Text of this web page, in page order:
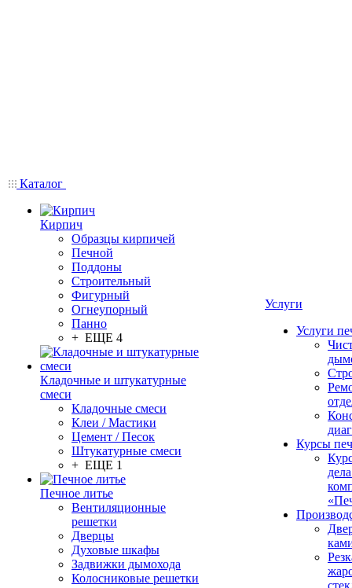
Каталог
Кирпич
Образцы кирпичей
Печной
Поддоны
Строительный
Фигурный
Огнеупорный
Панно
+ ЕЩЕ 4
Кладочные и штукатурные
смеси
Кладочные смеси
Клеи / Мастики
Цемент / Песок
Штукатурные смеси
+ ЕЩЕ 1
Печное литье
Вентиляционные
решетки
Дверцы
Духовые шкафы
Задвижки дымохода
Колосниковые решетки
Услуги
Услуги
Курсы